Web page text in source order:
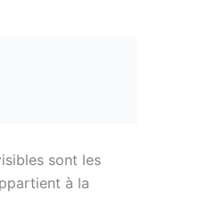
sont les
à la